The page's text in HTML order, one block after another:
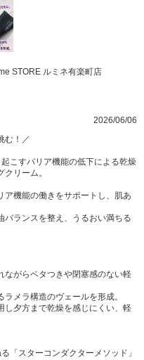
STORE ルミネ有楽町店
2026/06/06
む！／
こすバリア機能の低下による乾燥
リーム。
ア機能の働きをサポートし、肌あ
バランスを整え、うるおい満ちる
ながらベタつきや閉塞感のない軽
メラ構造のヴェールを形成。
し夕方まで乾燥を感じにくい、軽
「スターコンダクターメソッド」